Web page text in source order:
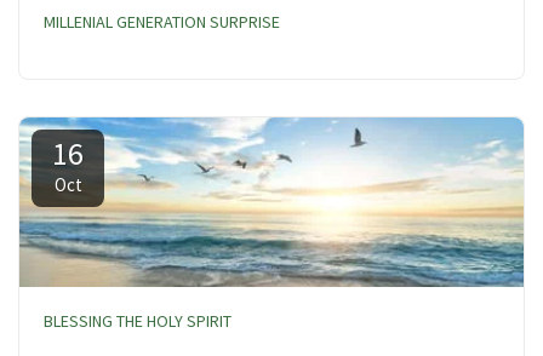
MILLENIAL GENERATION SURPRISE
16
Oct
BLESSING THE HOLY SPIRIT